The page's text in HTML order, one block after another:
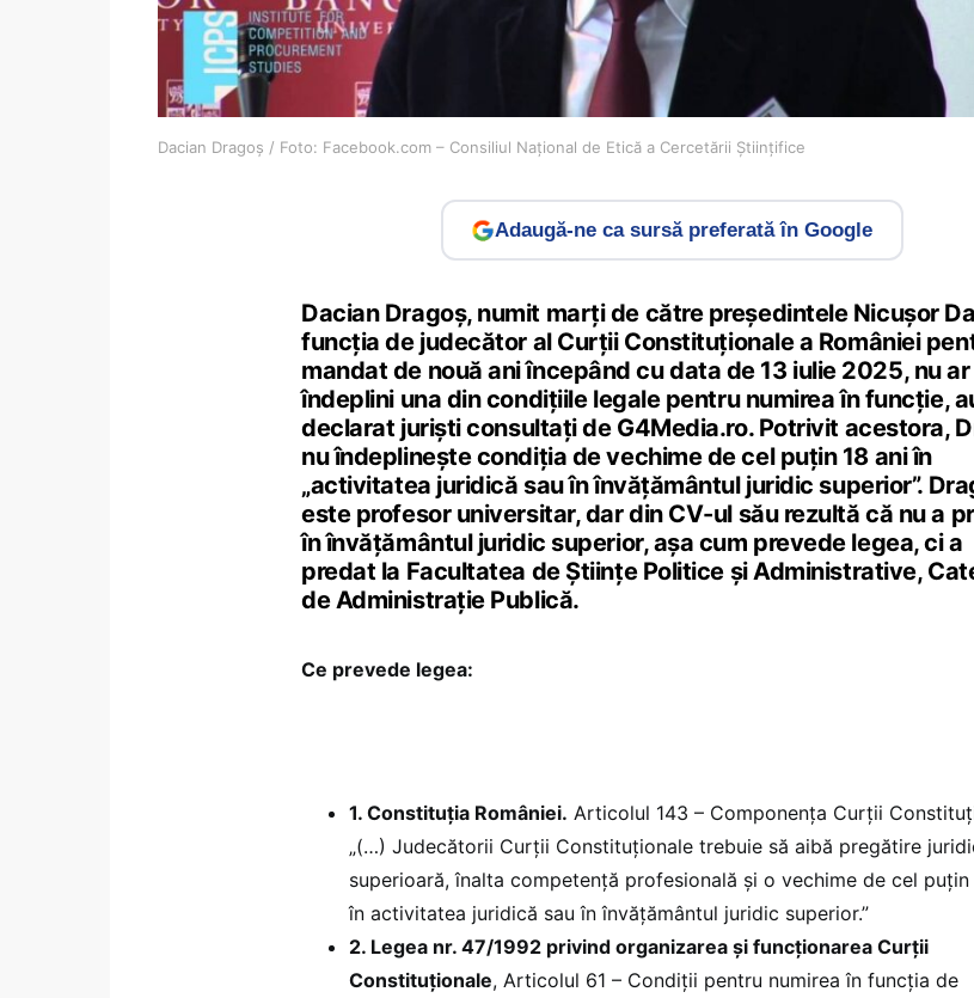
Dacian Dragoș / Foto: Facebook.com – Consiliul Național de Etică a Cercetării Științifice
Adaugă-ne ca sursă preferată în Google
Dacian Dragoș, numit marți de către președintele Nicușor
funcția de judecător al Curții Constituționale a României
mandat de nouă ani începând cu data de 13 iulie 2025, nu ar
îndeplini una din condițiile legale pentru numirea în funcție,
declarat juriști consultați de G4Media.ro. Potrivit acestora,
nu îndeplinește condiția de vechime de cel puțin 18 ani în
„activitatea juridică sau în învățământul juridic superior”.
este profesor universitar, dar din CV-ul său rezultă că nu a
în învățământul juridic superior, așa cum prevede legea, ci a
predat la Facultatea de Științe Politice şi Administrative,
de Administrație Publică.
Ce prevede legea:
1. Constituția României. Articolul 143 – Componenţa Curţii
„(…) Judecătorii Curţii Constituţionale trebuie să aibă pregătire
superioară, înalta competenţă profesională şi o vechime de cel puţin
în activitatea juridică sau în învăţământul juridic superior.”
2. Legea nr. 47/1992 privind organizarea și funcționarea Curții
Constituționale, Articolul 61 – Condiţii pentru numirea în funcţia de